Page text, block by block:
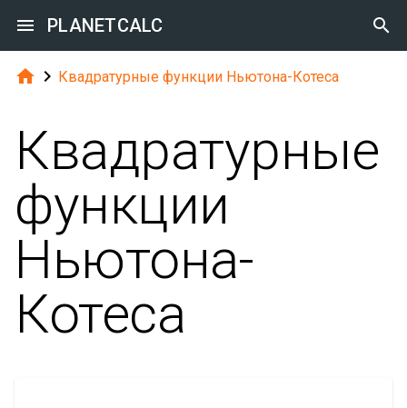
 PLANETCALC 
  Квадратурные функции Ньютона-Котеса
Квадратурные
функции
Ньютона-
Котеса